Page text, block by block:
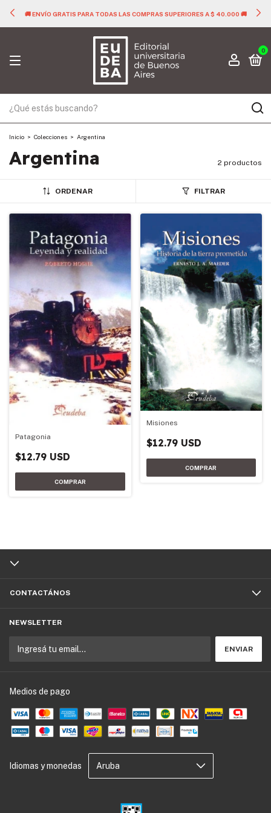
🚚 ENVÍO GRATIS PARA TODAS LAS COMPRAS SUPERIORES A $ 40.000 🚚
0
Inicio > Colecciones > Argentina
Argentina 2 productos
ORDENAR FILTRAR
Patagonia
$12.79 USD
Misiones
$12.79 USD
CONTACTÁNOS
NEWSLETTER
Medios de pago
Idiomas y monedas